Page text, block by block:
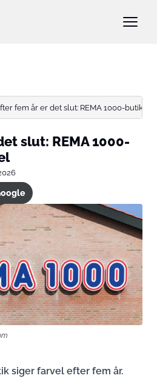
fem år er det slut: REMA 1000-butik
slut: REMA 1000-
siger farvel efter fem år.